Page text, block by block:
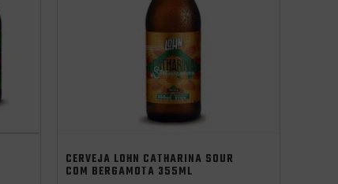
CERVEJA LOHN CATHARINA SOUR
COM BERGAMOTA 355ML